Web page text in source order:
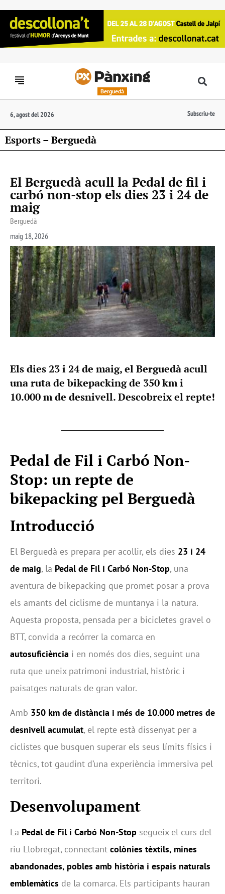
Berguedà
6, agost del 2026 Subscriu-te
Esports – Berguedà
El Berguedà acull la Pedal de fil i
carbó non-stop els dies 23 i 24 de
maig
Berguedà
maig 18, 2026
Els dies 23 i 24 de maig, el Berguedà acull
una ruta de bikepacking de 350 km i
10.000 m de desnivell. Descobreix el repte!
Pedal de Fil i Carbó Non-
Stop: un repte de
bikepacking pel Berguedà
Introducció
El Berguedà es prepara per acollir, els dies 23 i 24
de maig, la Pedal de Fil i Carbó Non-Stop, una
aventura de bikepacking que promet posar a prova
els amants del ciclisme de muntanya i la natura.
Aquesta proposta, pensada per a bicicletes gravel o
BTT, convida a recórrer la comarca en
autosuficiència i en només dos dies, seguint una
ruta que uneix patrimoni industrial, històric i
paisatges naturals de gran valor.
Amb 350 km de distància i més de 10.000 metres de
desnivell acumulat, el repte està dissenyat per a
ciclistes que busquen superar els seus límits físics i
tècnics, tot gaudint d’una experiència immersiva pel
territori.
Desenvolupament
La Pedal de Fil i Carbó Non-Stop segueix el curs del
riu Llobregat, connectant colònies tèxtils, mines
abandonades, pobles amb història i espais naturals
emblemàtics de la comarca. Els participants hauran